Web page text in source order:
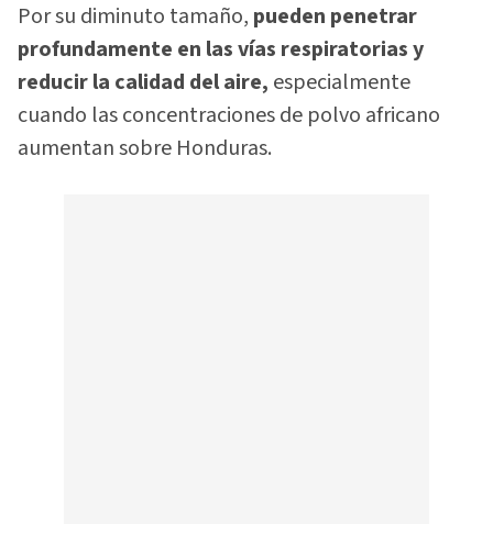
Por su diminuto tamaño, pueden penetrar
profundamente en las vías respiratorias y
reducir la calidad del aire, especialmente
cuando las concentraciones de polvo africano
aumentan sobre Honduras.